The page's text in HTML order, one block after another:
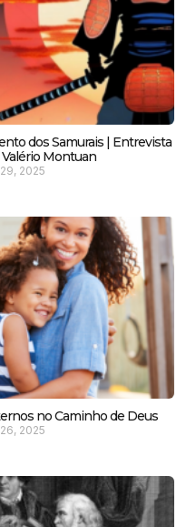
dos Samurais | Entrevista
Montuan
2025
no Caminho de Deus
2025